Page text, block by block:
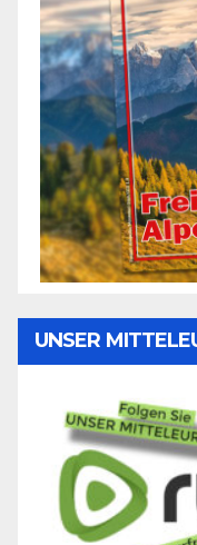
UNSER